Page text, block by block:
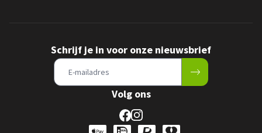
Schrijf je in voor onze nieuwsbrief
Volg ons